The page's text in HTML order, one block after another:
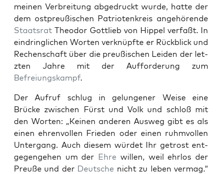
meinen Ver­bre­itung abge­druckt wurde, hat­te der
dem ost­preußis­chen Patri­otenkreis ange­hörende
Staat­srat Theodor Got­tlieb von Hip­pel ver­faßt. In
ein­dringlichen Worten verknüpfte er Rück­blick und
Rechen­schaft über die preußis­chen Lei­den der let­
zten Jahre mit der Auf­forderung zum
Befreiungskampf.
Der Aufruf schlug in gelun­gener Weise eine
Brücke zwis­chen Fürst und Volk und schloß mit
den Worten: „Keinen anderen Ausweg gibt es als
einen ehren­vollen Frieden oder einen ruh­mvollen
Unter­gang. Auch diesem würdet Ihr get­rost ent­
ge­genge­hen um der Ehre willen, weil ehr­los der
Preuße und der Deutsche nicht zu leben ver­mag.“